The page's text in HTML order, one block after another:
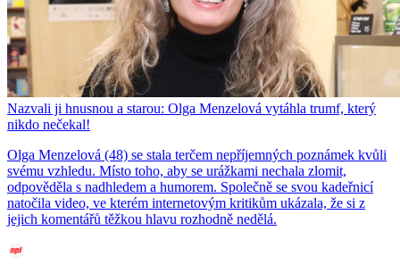
Nazvali ji hnusnou a starou: Olga Menzelová vytáhla trumf, který
nikdo nečekal!
Olga Menzelová (48) se stala terčem nepříjemných poznámek kvůli
svému vzhledu. Místo toho, aby se urážkami nechala zlomit,
odpověděla s nadhledem a humorem. Společně se svou kadeřnicí
natočila video, ve kterém internetovým kritikům ukázala, že si z
jejich komentářů těžkou hlavu rozhodně nedělá.